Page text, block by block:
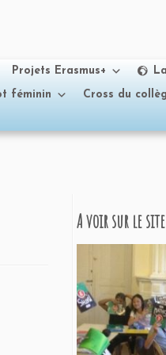
Projets Erasmus+
féminin Cross du
A voir sur le site